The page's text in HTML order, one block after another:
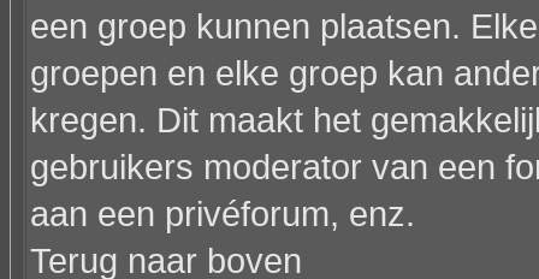
een groep kunnen plaatsen.
groepen en elke groep kan
kregen. Dit maakt het
gebruikers moderator van een
aan een privéforum, enz.
Terug naar boven